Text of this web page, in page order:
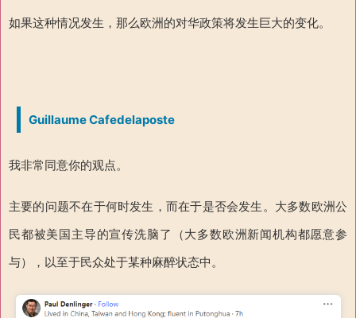
如果这种情况发生，那么欧洲的对华政策将发生巨大的变化。
Guillaume Cafedelaposte
我非常同意你的观点。
主要的问题不在于何时发生，而在于是否会发生。大多数欧洲公
民都被美国主导的宣传洗脑了（大多数欧洲新闻机构都愿意参
与），以至于民众处于某种麻醉状态中。